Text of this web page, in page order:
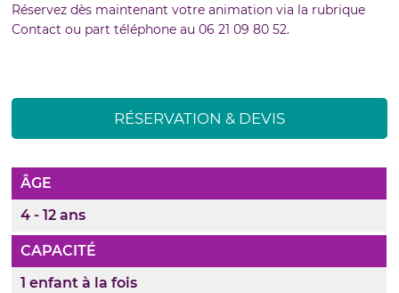
Réservez dès maintenant votre animation via la rubrique
Contact ou part téléphone au 06 21 09 80 52.
RÉSERVATION & DEVIS
ÂGE
4 - 12 ans
CAPACITÉ
1 enfant à la fois